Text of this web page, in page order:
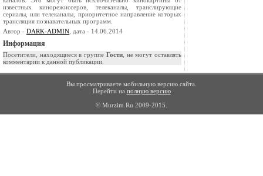
известных кинорежиссеров, телеканалы, транслирующие
сериалы, или телеканалы, приоритетное направление которых
трансляция познавательных программ.
Автор - DARK-ADMIN , дата - 14.06.2014
Информация
Посетители, находящиеся в группе Гости, не могут оставлять
комментарии к данной публикации.
Вы просматриваете мобильную версию сайта.
Перейти на полную версию
© Murzim.Ru 2009-2015.